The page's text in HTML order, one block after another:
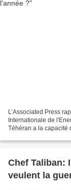
L’Associated Press
Internationale de
Téhéran a la capacité
Chef Taliban:
veulent la